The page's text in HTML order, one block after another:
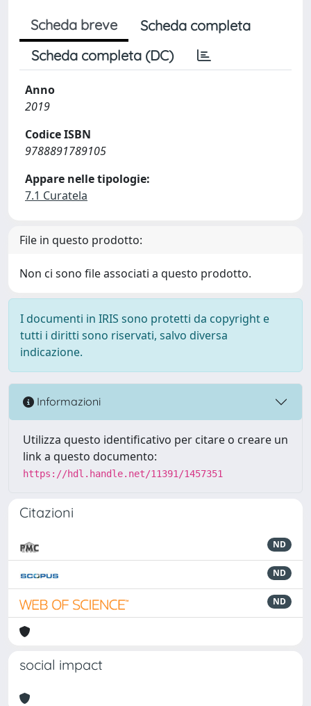
Scheda breve
Scheda completa
Scheda completa (DC)
Anno
2019
Codice ISBN
9788891789105
Appare nelle tipologie:
7.1 Curatela
File in questo prodotto:
Non ci sono file associati a questo prodotto.
I documenti in IRIS sono protetti da copyright e
tutti i diritti sono riservati, salvo diversa
indicazione.
Informazioni
Utilizza questo identificativo per citare o creare un
link a questo documento:
https://hdl.handle.net/11391/1457351
Citazioni
ND
ND
ND
social impact